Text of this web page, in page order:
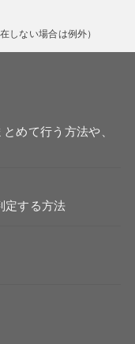
しない場合は例外）
めて行う方法や、
定する方法